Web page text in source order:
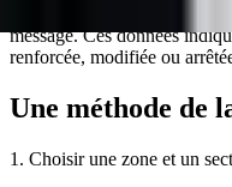
message. Ces données
renforcée, modifiée ou
Une méthode de
1. Choisir une zone et un